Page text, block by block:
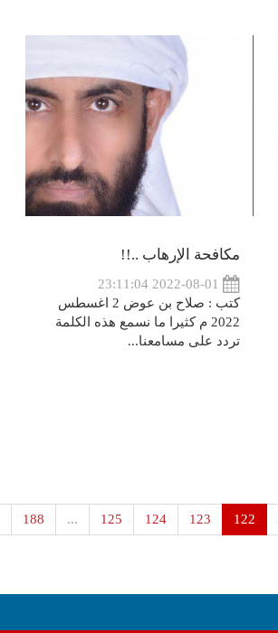
مكافحة الإرهاب ..!!
كتب : صلاح بن عوض 2 اغسطس
2022 م كثيرا ما نسمع هذه الكلمة
تردد على مسامعنا...
122
123
124
125
...
188